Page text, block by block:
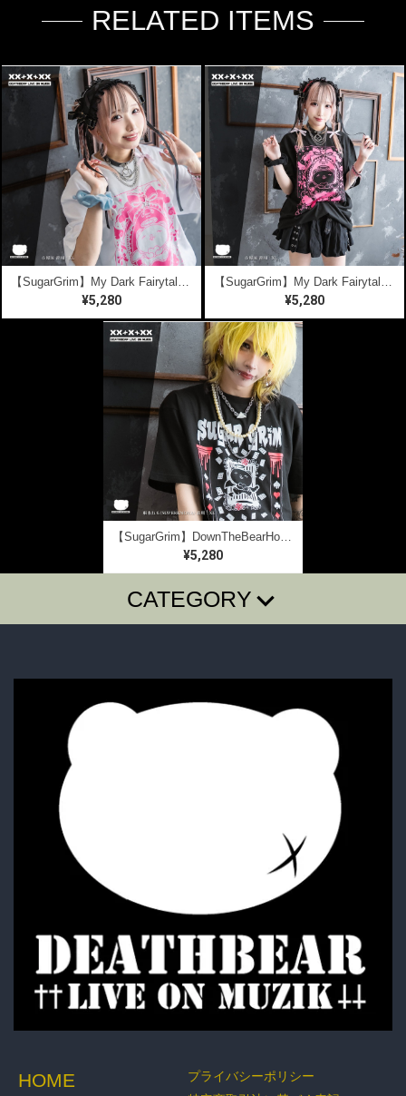
RELATED ITEMS
¥5,280 ¥5,280
【SugarGrim】DownTheBearHole ｜ キュート,ファンシーTシャツ / ゴシック / 熊ベア
¥5,280
CATEGORY
T-SHIRTS LONG SLEEVE T
ACCESSORY
HOME
プライバシーポリシー